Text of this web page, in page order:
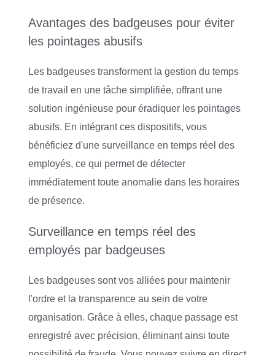
Avantages des badgeuses pour éviter
les pointages abusifs
Les badgeuses transforment la gestion du temps
de travail en une tâche simplifiée, offrant une
solution ingénieuse pour éradiquer les pointages
abusifs. En intégrant ces dispositifs, vous
bénéficiez d'une surveillance en temps réel des
employés, ce qui permet de détecter
immédiatement toute anomalie dans les horaires
de présence.
Surveillance en temps réel des
employés par badgeuses
Les badgeuses sont vos alliées pour maintenir
l'ordre et la transparence au sein de votre
organisation. Grâce à elles, chaque passage est
enregistré avec précision, éliminant ainsi toute